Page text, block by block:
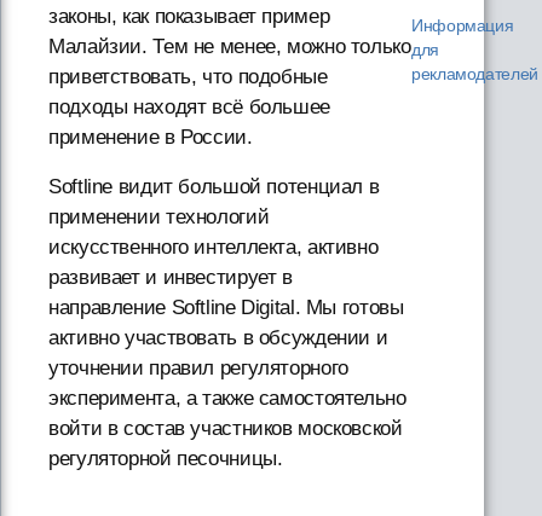
законы, как показывает пример
Малайзии. Тем не менее, можно только
приветствовать, что подобные
подходы находят всё большее
применение в России.
Softline видит большой потенциал в
применении технологий
искусственного интеллекта, активно
развивает и инвестирует в
направление Softline Digital. Мы готовы
активно участвовать в обсуждении и
уточнении правил регуляторного
эксперимента, а также самостоятельно
войти в состав участников московской
регуляторной песочницы.
Информация
для
рекламодателей